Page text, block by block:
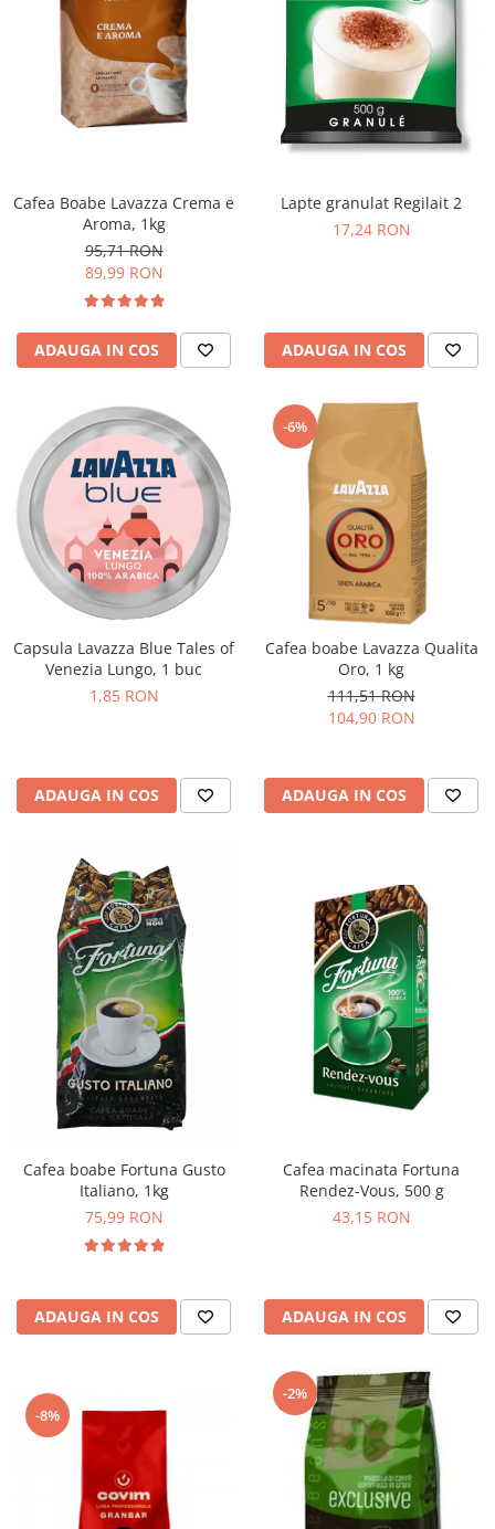
Cafea Boabe Lavazza Crema e
Aroma, 1kg
95,71 RON
89,99 RON
ADAUGA IN COS
Lapte granulat Regilait 2
17,24 RON
ADAUGA IN COS
Capsula Lavazza Blue Tales of
Venezia Lungo, 1 buc
1,85 RON
ADAUGA IN COS
-6%
Cafea boabe Lavazza Qualita
Oro, 1 kg
111,51 RON
104,90 RON
ADAUGA IN COS
Cafea boabe Fortuna Gusto
Italiano, 1kg
75,99 RON
ADAUGA IN COS
Cafea macinata Fortuna
Rendez-Vous, 500 g
43,15 RON
ADAUGA IN COS
-8%
-2%